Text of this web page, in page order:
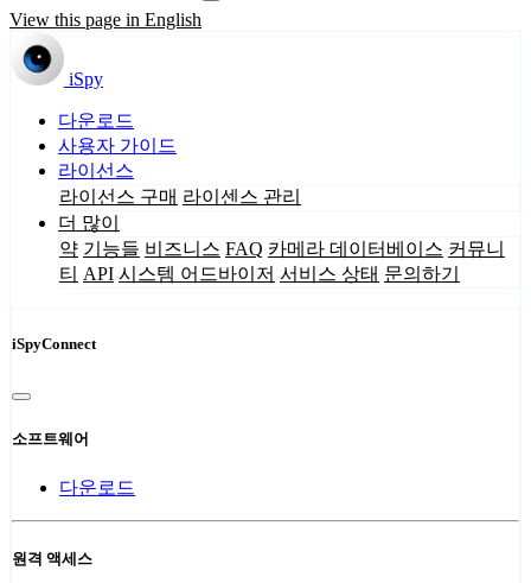
View this page in English
iSpy
다운로드
사용자 가이드
라이선스
라이선스 구매 라이센스 관리
더 많이
약 기능들 비즈니스 FAQ 카메라 데이터베이스 커뮤니
티 API 시스템 어드바이저 서비스 상태 문의하기
iSpyConnect
소프트웨어
다운로드
원격 액세스